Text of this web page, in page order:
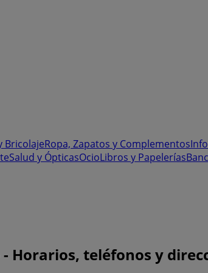
BricolajeRopa, Zapatos y Complementos
Salud y ÓpticasOcioLibros y Papelerías
Horarios, teléfonos y